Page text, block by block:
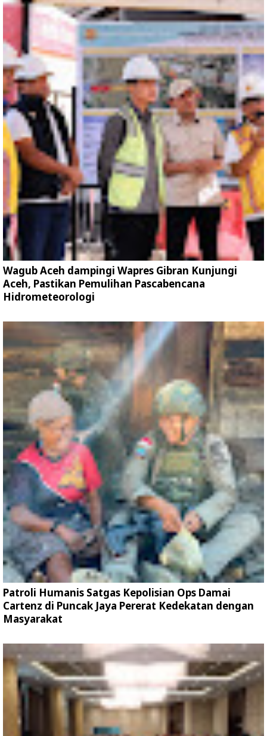
Wagub Aceh dampingi Wapres Gibran Kunjungi
Aceh, Pastikan Pemulihan Pascabencana
Hidrometeorologi
Patroli Humanis Satgas Kepolisian Ops Damai
Cartenz di Puncak Jaya Pererat Kedekatan dengan
Masyarakat